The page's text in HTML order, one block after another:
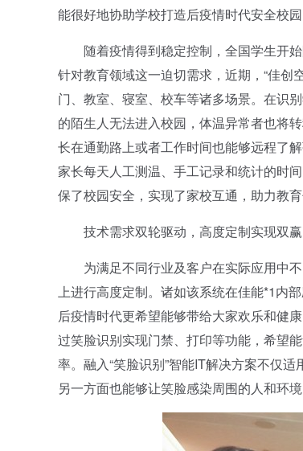
能很好地协助学校打造后疫情时代安全校
随着疫情得到稳定控制，全国学生开始
针对教育领域这一迫切需求，近期，“佳创
门、教室、寝室、校车等诸多场景。在识
的陌生人无法进入校园，体温异常者也将
长在通勤路上或者工作时间也能够远程了
家长每天人工测温、手工记录和统计的时
保了校园安全，实现了家校互通，助力教
技术需求双轮驱动，高度定制实现双赢
为满足不同行业及客户在实际应用中不
上进行高度定制。诸如该系统在佳能*1内
后疫情时代更希望能够带给大家欢乐和健
过笑脸识别实现门禁、打印等功能，希望
率。融入“笑脸识别”智能IT解决方案不仅
另一方面也能够让笑脸感染周围的人和环